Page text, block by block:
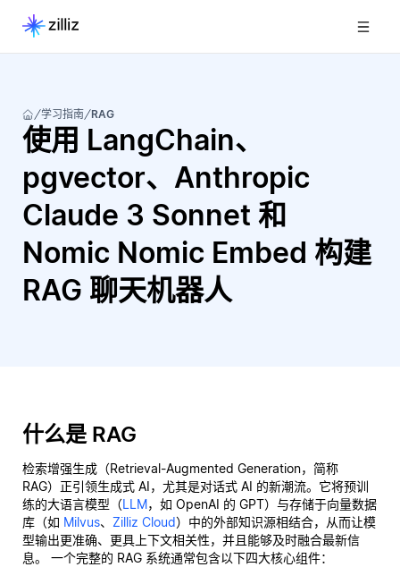
学习指南 RAG
使用 LangChain、
pgvector、Anthropic
Claude 3 Sonnet 和
Nomic Nomic Embed 构建
RAG 聊天机器人
什么是 RAG
检索增强生成（Retrieval-Augmented Generation，简称
RAG）正引领生成式 AI，尤其是对话式 AI 的新潮流。它将预训
练的大语言模型（LLM，如 OpenAI 的 GPT）与存储于向量数据
库（如 Milvus、 Zilliz Cloud）中的外部知识源相结合，从而让模
型输出更准确、更具上下文相关性，并且能够及时融合最新信
息。 一个完整的 RAG 系统通常包含以下四大核心组件：